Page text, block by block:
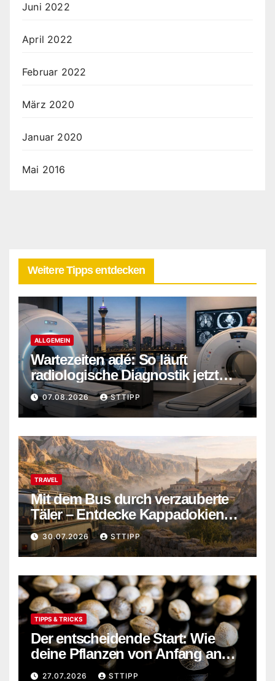
Juni 2022
April 2022
Februar 2022
März 2020
Januar 2020
Mai 2016
Weitere Tipps entdecken
ALLGEMEIN
Wartezeiten adé: So läuft
radiologische Diagnostik jetzt
ohne Verzögerung ab
07.08.2026 STTIPP
TRAVEL
Mit dem Bus durch verzauberte
Täler – Entdecke Kappadokiens
verborgene Wunder abseits der
Touristenpfade
30.07.2026 STTIPP
TIPPS & TRICKS
Der entscheidende Start: Wie
deine Pflanzen von Anfang an
stark wachsen
27.07.2026 STTIPP